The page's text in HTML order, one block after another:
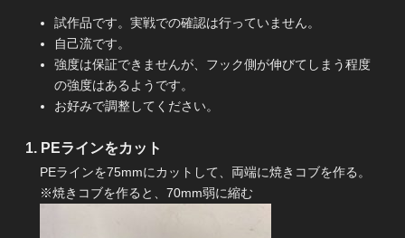
試作品です。実戦での確認は行っていません。
自己流です。
強度は保証できませんが、フック側が伸びてしまう程度
の強度はあるようです。
お好みで調整してください。
PEラインをカット
PEラインを75mmにカットして、両端に焼きコブを作る。
※焼きコブを作ると、70mm弱に縮む